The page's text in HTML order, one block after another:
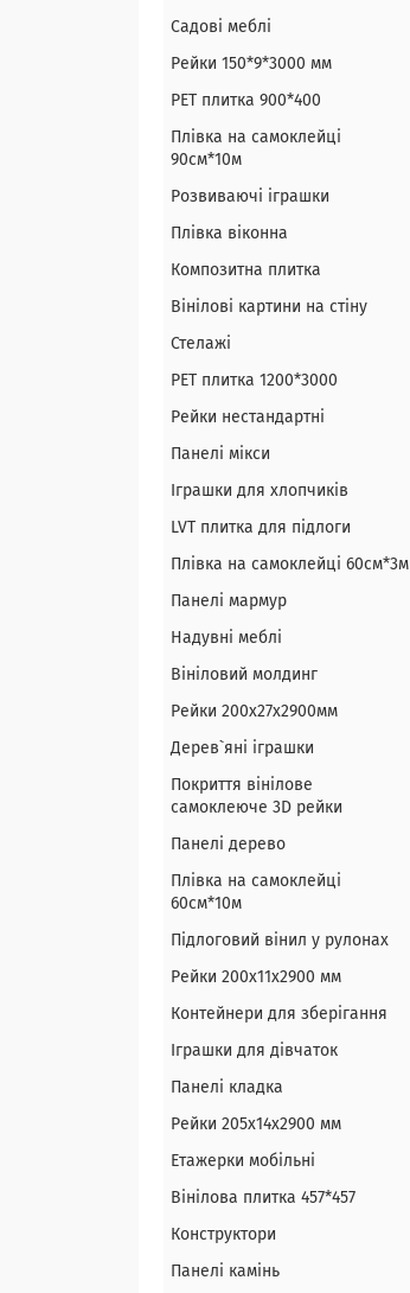
Садові меблі
Рейки 150*9*3000 мм
PET плитка 900*400
Плівка на самоклейці
90см*10м
Розвиваючі іграшки
Плівка віконна
Композитна плитка
Вінілові картини на стіну
Стелажі
PЕT плитка 1200*3000
Рейки нестандартні
Панелі мікси
Іграшки для хлопчиків
LVT плитка для підлоги
Плівка на самоклейці 60см*3м
Панелі мармур
Надувні меблі
Вініловий молдинг
Рейки 200х27х2900мм
Дерев`яні іграшки
Покриття вінілове
самоклеюче 3D рейки
Панелі дерево
Плівка на самоклейці
60см*10м
Підлоговий вінил у рулонах
Рейки 200х11х2900 мм
Контейнери для зберігання
Іграшки для дівчаток
Панелі кладка
Рейки 205х14х2900 мм
Етажерки мобільні
Вінілова плитка 457*457
Конструктори
Панелі камінь